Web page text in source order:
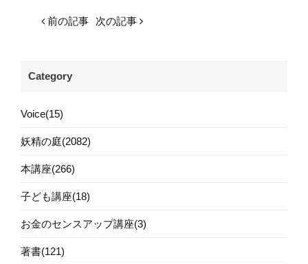
前の記事 次の記事
Category
Voice(15)
妖精の庭(2082)
本講座(266)
子ども講座(18)
お金のセンスアップ講座(3)
著書(121)